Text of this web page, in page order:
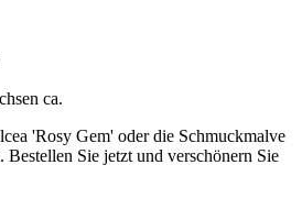
ca.
'Rosy Gem' oder die Schmuckmalve
Sie jetzt und verschönern Sie